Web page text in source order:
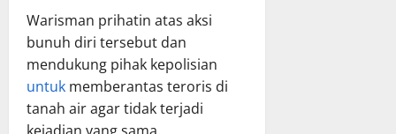
Warisman prihatin atas aksi
bunuh diri tersebut dan
mendukung pihak kepolisian
untuk memberantas teroris di
tanah air agar tidak terjadi